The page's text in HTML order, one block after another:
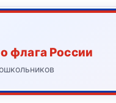
флага России